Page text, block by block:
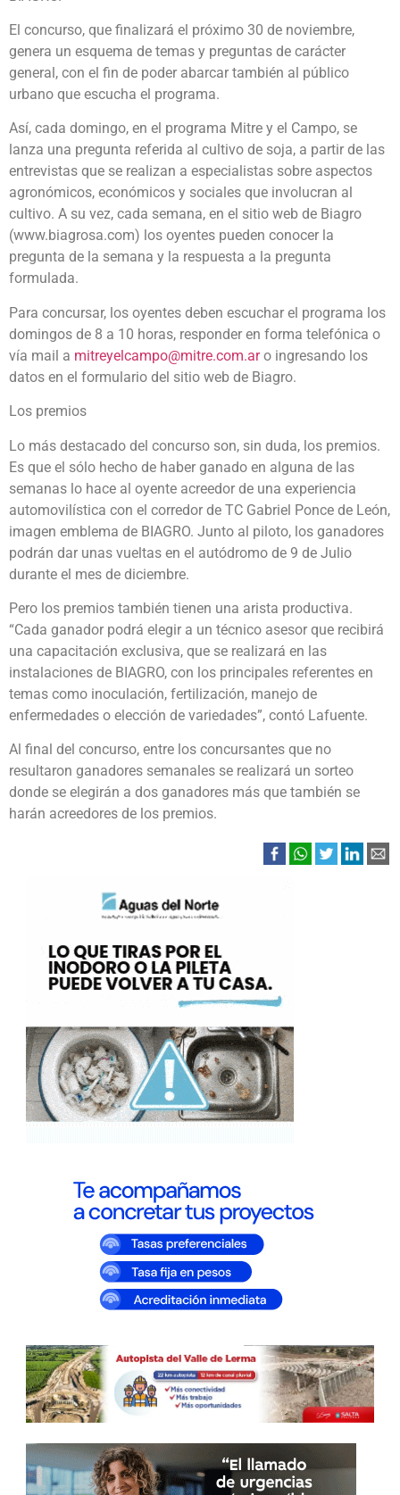
El concurso, que finalizará el próximo 30 de noviembre,
genera un esquema de temas y preguntas de carácter
general, con el fin de poder abarcar también al público
urbano que escucha el programa.
Así, cada domingo, en el programa Mitre y el Campo, se
lanza una pregunta referida al cultivo de soja, a partir de las
entrevistas que se realizan a especialistas sobre aspectos
agronómicos, económicos y sociales que involucran al
cultivo. A su vez, cada semana, en el sitio web de Biagro
(www.biagrosa.com) los oyentes pueden conocer la
pregunta de la semana y la respuesta a la pregunta
formulada.
Para concursar, los oyentes deben escuchar el programa los
domingos de 8 a 10 horas, responder en forma telefónica o
vía mail a mitreyelcampo@mitre.com.aro ingresando los
datos en el formulario del sitio web de Biagro.
Los premios
Lo más destacado del concurso son, sin duda, los premios.
Es que el sólo hecho de haber ganado en alguna de las
semanas lo hace al oyente acreedor de una experiencia
automovilística con el corredor de TC Gabriel Ponce de León,
imagen emblema de BIAGRO. Junto al piloto, los ganadores
podrán dar unas vueltas en el autódromo de 9 de Julio
durante el mes de diciembre.
Pero los premios también tienen una arista productiva.
“Cada ganador podrá elegir a un técnico asesor que recibirá
una capacitación exclusiva, que se realizará en las
instalaciones de BIAGRO, con los principales referentes en
temas como inoculación, fertilización, manejo de
enfermedades o elección de variedades”, contó Lafuente.
Al final del concurso, entre los concursantes que no
resultaron ganadores semanales se realizará un sorteo
donde se elegirán a dos ganadores más que también se
harán acreedores de los premios.